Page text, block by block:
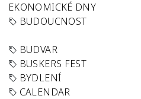
EKONOMICKÉ DNY
BUDOUCNOST
BUDVAR
BUSKERS FEST
BYDLENÍ
CALENDAR